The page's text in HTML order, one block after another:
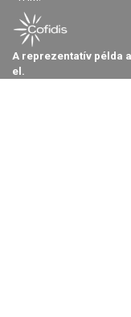
A reprezentatív példa
el.